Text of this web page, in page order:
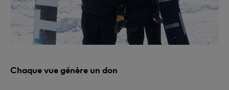
Chaque vue génère un don